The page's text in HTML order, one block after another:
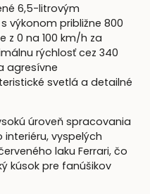
6,5-litrovým
výkonom približne 800
z 0 na 100 km/h za
rýchlosť cez 340
agresívne
svetlá a detailné
úroveň spracovania
vyspelých
laku Ferrari, čo
kúsok pre fanúšikov